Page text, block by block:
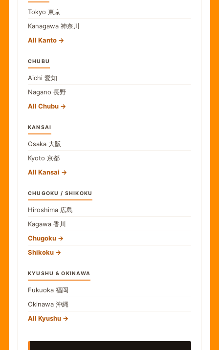
Tokyo 東京
Kanagawa 神奈川
All Kanto
CHUBU
Aichi 愛知
Nagano 長野
All Chubu
KANSAI
Osaka 大阪
Kyoto 京都
All Kansai
CHUGOKU / SHIKOKU
Hiroshima 広島
Kagawa 香川
Chugoku
Shikoku
KYUSHU & OKINAWA
Fukuoka 福岡
Okinawa 沖縄
All Kyushu